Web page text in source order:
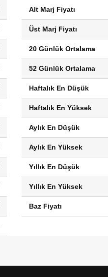
Alt Marj Fiyatı
Üst Marj Fiyatı
20 Günlük Ortalama
52 Günlük Ortalama
Haftalık En Düşük
Haftalık En Yüksek
Aylık En Düşük
Aylık En Yüksek
Yıllık En Düşük
Yıllık En Yüksek
Baz Fiyatı